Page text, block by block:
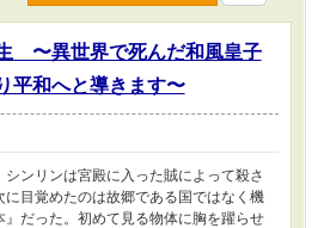
〜異世界で死んだ和風皇子
平和へと導きます〜
ンリンは宮殿に入った賊によって殺さ
目覚めたのは故郷である国ではなく機
だった。初めて見る物体に胸を躍らせ